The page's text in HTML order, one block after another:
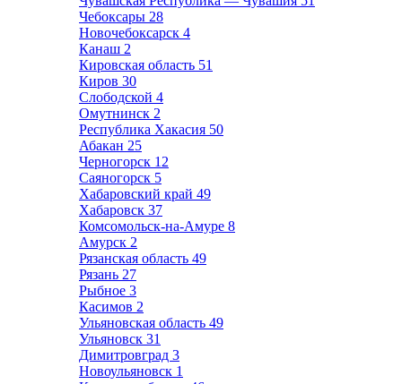
Чебоксары 28
Новочебоксарск 4
Канаш 2
Кировская область 51
Киров 30
Слободской 4
Омутнинск 2
Республика Хакасия 50
Абакан 25
Черногорск 12
Саяногорск 5
Хабаровский край 49
Хабаровск 37
Комсомольск-на-Амуре 8
Амурск 2
Рязанская область 49
Рязань 27
Рыбное 3
Касимов 2
Ульяновская область 49
Ульяновск 31
Димитровград 3
Новоульяновск 1